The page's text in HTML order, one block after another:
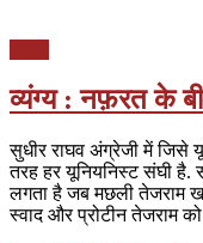
व्यंग्य : नफ़रत के
सुधीर राघव अंग्रेजी में जिसे
तरह हर यूनियनिस्ट संघी है.
लगता है जब मछली तेजराम
स्वाद और प्रोटीन तेजराम